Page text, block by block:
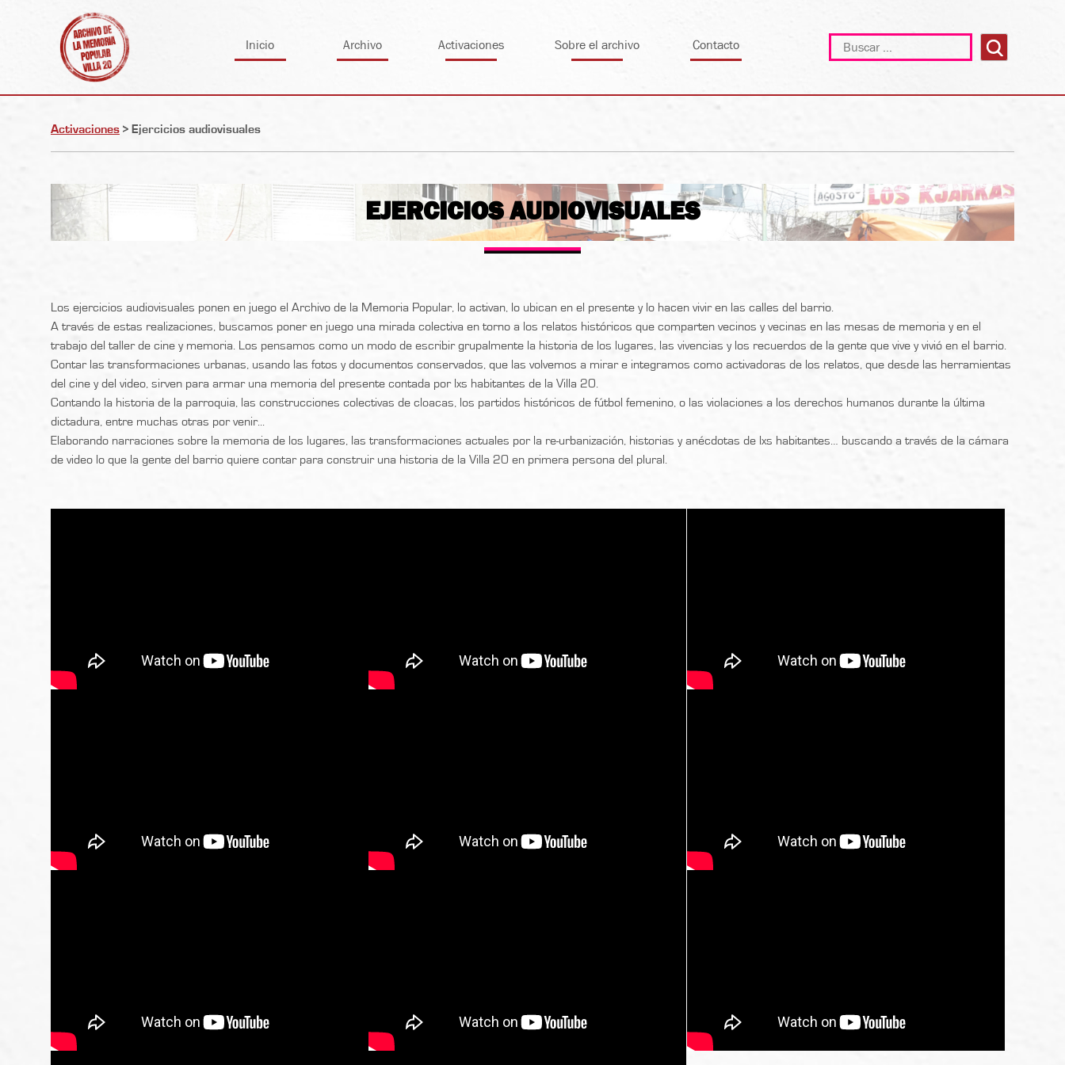
Inicio Archivo Activaciones Sobre el archivo Contacto Buscar:
Activaciones > Ejercicios audiovisuales
EJERCICIOS AUDIOVISUALES
Los ejercicios audiovisuales ponen en juego el Archivo de la Memoria Popular, lo activan, lo ubican en el presente y lo hacen vivir en las calles del barrio.
A través de estas realizaciones, buscamos poner en juego una mirada colectiva en torno a los relatos históricos que comparten vecinos y vecinas en las mesas de memoria y en el
trabajo del taller de cine y memoria. Los pensamos como un modo de escribir grupalmente la historia de los lugares, las vivencias y los recuerdos de la gente que vive y vivió en el barrio.
Contar las transformaciones urbanas, usando las fotos y documentos conservados, que las volvemos a mirar e integramos como activadoras de los relatos, que desde las herramientas
del cine y del video, sirven para armar una memoria del presente contada por lxs habitantes de la Villa 20.
Contando la historia de la parroquia, las construcciones colectivas de cloacas, los partidos históricos de fútbol femenino, o las violaciones a los derechos humanos durante la última
dictadura, entre muchas otras por venir...
Elaborando narraciones sobre la memoria de los lugares, las transformaciones actuales por la re-urbanización, historias y anécdotas de lxs habitantes… buscando a través de la cámara
de video lo que la gente del barrio quiere contar para construir una historia de la Villa 20 en primera persona del plural.